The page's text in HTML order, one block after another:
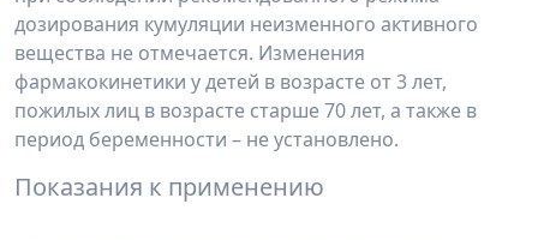
дозирования кумуляции неизменного активного
вещества не отмечается. Изменения
фармакокинетики у детей в возрасте от 3 лет,
пожилых лиц в возрасте старше 70 лет, а также в
период беременности – не установлено.
Показания к применению